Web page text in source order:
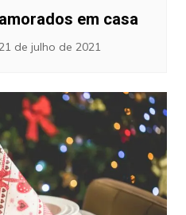
em casa
de julho de 2021